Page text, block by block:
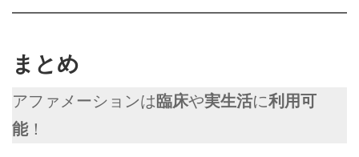
まとめ
アファメーションは臨床や実生活に利用可
能！